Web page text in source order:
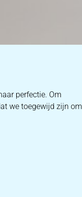
perfectie. Om
we toegewijd zijn om